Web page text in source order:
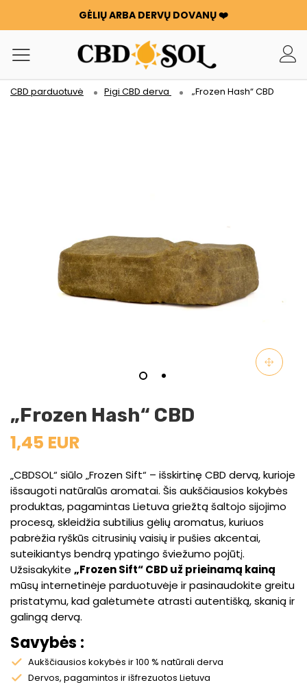
GĖLIŲ ARBA DERVŲ DOVANŲ ❤️
WATERMELON CBD NUO 0,30 €/g 🍉 !
UŽSAKYMAI DVIGUBAI ✨
KIEKVIENĄ KARTĄ, KAI IŠLEIDŽIATE 100 €, GAUNATE 100 G
GĖLIŲ ARBA DERVŲ DOVANŲ ❤️
WATERMELON CBD NUO 0,30 €/g 🍉 !
CBD parduotuvė Pigi CBD derva „Frozen Hash“ CBD
„Frozen Hash“ CBD
1,45 EUR
„CBDSOL“ siūlo „Frozen Sift“ – išskirtinę CBD dervą, kurioje
išsaugoti natūralūs aromatai. Šis aukščiausios kokybės
produktas, pagamintas Lietuva griežtą šaltojo sijojimo
procesą, skleidžia subtilius gėlių aromatus, kuriuos
pabrėžia ryškūs citrusinių vaisių ir pušies akcentai,
suteikiantys bendrą ypatingo šviežumo pojūtį.
Užsisakykite „Frozen Sift“ CBD už prieinamą kainą
mūsų internetinėje parduotuvėje ir pasinaudokite greitu
pristatymu, kad galėtumėte atrasti autentišką, skanią ir
galingą dervą.
Savybės :
Aukščiausios kokybės ir 100 % natūrali derva
Dervos, pagamintos ir išfrezuotos Lietuva